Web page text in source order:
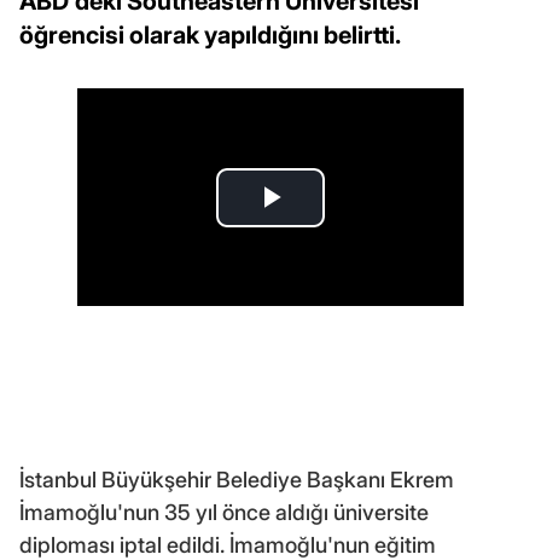
öğrencisi olarak yapıldığını belirtti.
İstanbul Büyükşehir Belediye Başkanı Ekrem
İmamoğlu'nun 35 yıl önce aldığı üniversite
diploması iptal edildi. İmamoğlu'nun eğitim